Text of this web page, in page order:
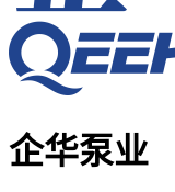
企华泵业